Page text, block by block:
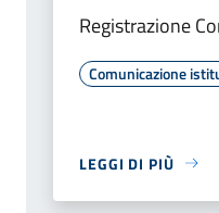
Registrazione
Comunicazione
LEGGI DI PIÙ